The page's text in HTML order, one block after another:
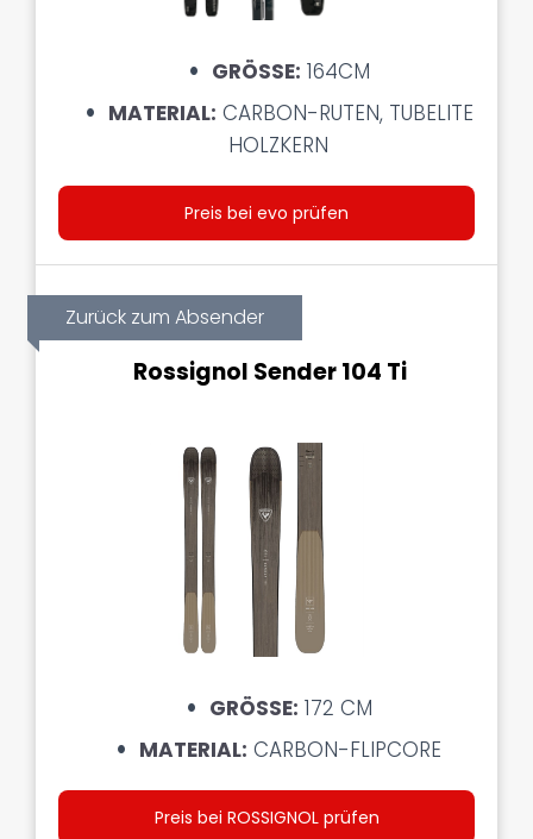
GRÖSSE: 164CM
MATERIAL: CARBON-RUTEN, TUBELITE
HOLZKERN
Preis bei evo prüfen
Zurück zum Absender
Rossignol Sender 104 Ti
GRÖSSE: 172 CM
MATERIAL: CARBON-FLIPCORE
Preis bei ROSSIGNOL prüfen